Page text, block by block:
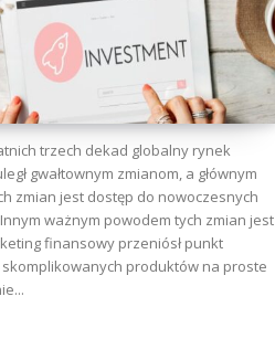
trzech dekad globalny rynek
gwałtownym zmianom, a głównym
zmian jest dostęp do nowoczesnych
ważnym powodem tych zmian jest
finansowy przeniósł punkt
skomplikowanych produktów na proste